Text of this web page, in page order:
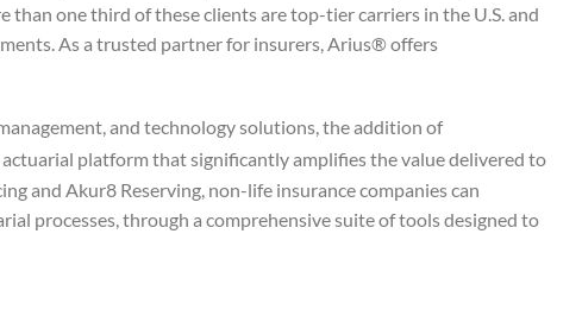
than one third of these clients are top-tier carriers in the U.S. and
As a trusted partner for insurers, Arius® offers
and technology solutions, the addition of
platform that significantly amplifies the value delivered to
and Akur8 Reserving, non-life insurance companies can
processes, through a comprehensive suite of tools designed to